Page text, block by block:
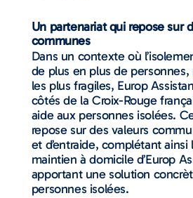
Un partenariat qui repose sur
communes
Dans un contexte où
de plus en plus de
les plus fragiles, Europ
côtés de la Croix-Rouge
aide aux personnes isolées.
repose sur des valeurs
et d’entraide, complétant ainsi
maintien à domicile d’Europ
apportant une solution
personnes isolées.